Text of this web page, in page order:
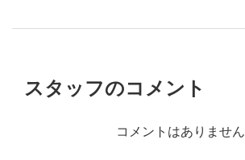
スタッフのコメント
コメントはありません